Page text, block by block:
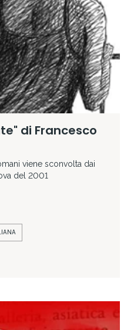
di Francesco
viene sconvolta dai
del 2001